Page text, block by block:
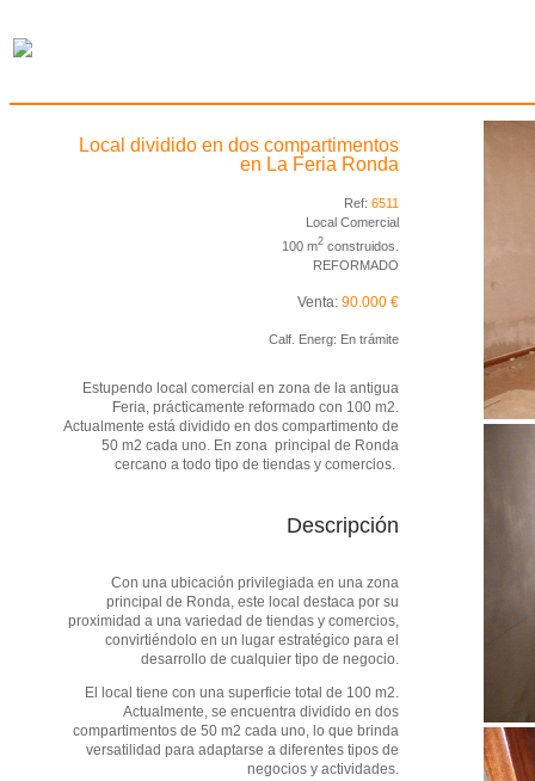
Local dividido en dos compartimentos
en La Feria Ronda
Ref: 6511
Local Comercial
100 m2 construidos.
REFORMADO
Venta: 90.000 €
Calf. Energ: En trámite
Estupendo local comercial en zona de la antigua
Feria, prácticamente reformado con 100 m2.
Actualmente está dividido en dos compartimento de
50 m2 cada uno. En zona principal de Ronda
cercano a todo tipo de tiendas y comercios.
Descripción
Con una ubicación privilegiada en una zona
principal de Ronda, este local destaca por su
proximidad a una variedad de tiendas y comercios,
convirtiéndolo en un lugar estratégico para el
desarrollo de cualquier tipo de negocio.
El local tiene con una superficie total de 100 m2.
Actualmente, se encuentra dividido en dos
compartimentos de 50 m2 cada uno, lo que brinda
versatilidad para adaptarse a diferentes tipos de
negocios y actividades.